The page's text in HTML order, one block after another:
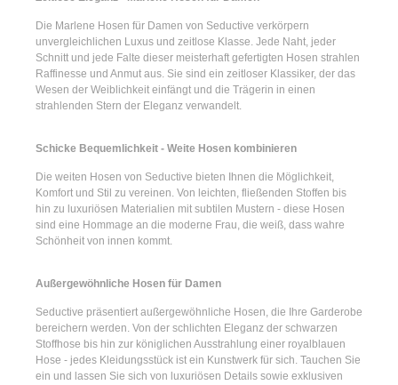
Die Marlene Hosen für Damen von Seductive verkörpern
unvergleichlichen Luxus und zeitlose Klasse. Jede Naht, jeder
Schnitt und jede Falte dieser meisterhaft gefertigten Hosen strahlen
Raffinesse und Anmut aus. Sie sind ein zeitloser Klassiker, der das
Wesen der Weiblichkeit einfängt und die Trägerin in einen
strahlenden Stern der Eleganz verwandelt.
Schicke Bequemlichkeit - Weite Hosen kombinieren
Die weiten Hosen von Seductive bieten Ihnen die Möglichkeit,
Komfort und Stil zu vereinen. Von leichten, fließenden Stoffen bis
hin zu luxuriösen Materialien mit subtilen Mustern - diese Hosen
sind eine Hommage an die moderne Frau, die weiß, dass wahre
Schönheit von innen kommt.
Außergewöhnliche Hosen für Damen
Seductive präsentiert außergewöhnliche Hosen, die Ihre Garderobe
bereichern werden. Von der schlichten Eleganz der schwarzen
Stoffhose bis hin zur königlichen Ausstrahlung einer royalblauen
Hose - jedes Kleidungsstück ist ein Kunstwerk für sich. Tauchen Sie
ein und lassen Sie sich von luxuriösen Details sowie exklusiven